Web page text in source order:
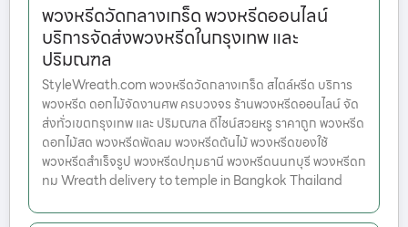
พวงหรีดวัดกลางเกร็ด พวงหรีดออนไลน์
บริการจัดส่งพวงหรีดในกรุงเทพ และ
ปริมณฑล
StyleWreath.com พวงหรีดวัดกลางเกร็ด สไตล์หรีด บริการ
พวงหรีด ดอกไม้จัดงานศพ ครบวงจร ร้านพวงหรีดออนไลน์ จัด
ส่งทั่วเขตกรุงเทพ และ ปริมณฑล ดีไซน์สวยหรู ราคาถูก พวงหรีด
ดอกไม้สด พวงหรีดพัดลม พวงหรีดต้นไม้ พวงหรีดของใช้
พวงหรีดสำเร็จรูป พวงหรีดปทุมธานี พวงหรีดนนทบุรี พวงหรีดก
ทม Wreath delivery to temple in Bangkok Thailand